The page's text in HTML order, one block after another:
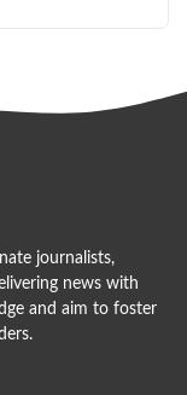
journalists,
news with
and aim to foster